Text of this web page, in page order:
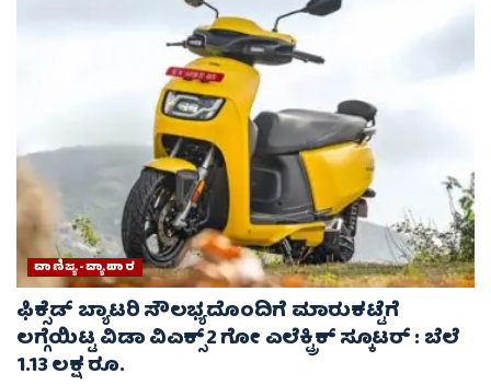
ವಾಣಿಜ್ಯ-ವ್ಯಾಪಾರ
ಫಿಕ್ಸೆಡ್ ಬ್ಯಾಟರಿ ಸೌಲಭ್ಯದೊಂದಿಗೆ ಮಾರುಕಟ್ಟೆಗೆ
ಲಗ್ಗೆಯಿಟ್ಟ ವಿಡಾ ವಿಎಕ್ಸ್2 ಗೋ ಎಲೆಕ್ಟ್ರಿಕ್ ಸ್ಕೂಟರ್ : ಬೆಲೆ
1.13 ಲಕ್ಷ ರೂ.